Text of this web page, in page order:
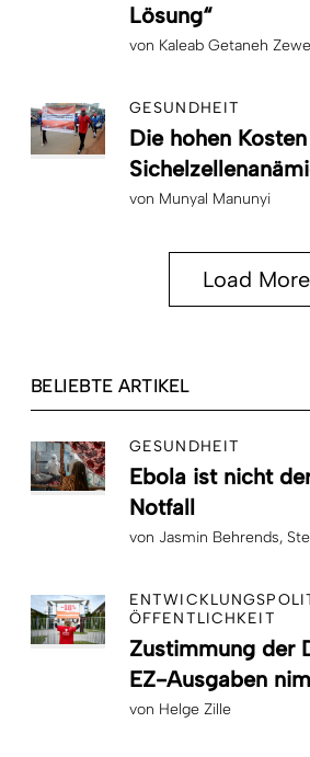
Lösung“
von Kaleab Getaneh
GESUNDHEIT
Die hohen
von Munyal Manunyi
Load More
BELIEBTE ARTIKEL
GESUNDHEIT
Ebola ist nicht
Notfall
von Jasmin Behrends
ÖFFENTLICHKEIT
Zustimmung der
EZ-Ausgaben
von Helge Zille